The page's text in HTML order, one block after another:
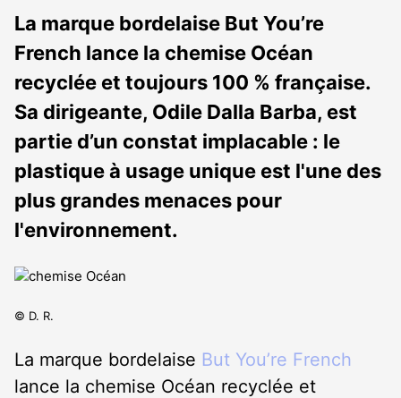
abonnés
La marque bordelaise But You’re
French lance la chemise Océan
recyclée et toujours 100 % française.
Sa dirigeante, Odile Dalla Barba, est
partie d’un constat implacable : le
plastique à usage unique est l'une des
plus grandes menaces pour
l'environnement.
© D. R.
La marque bordelaise But You’re French
lance la chemise Océan recyclée et